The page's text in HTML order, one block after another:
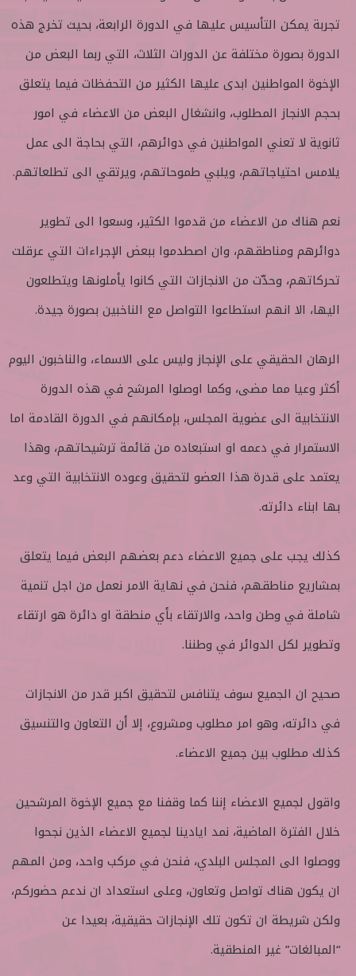
تجربة يمكن التأسيس عليها في الدورة الرابعة، بحيث تخرج هذه
الدورة بصورة مختلفة عن الدورات الثلاث، التي ربما البعض من
الإخوة المواطنين ابدى عليها الكثير من التحفظات فيما يتعلق
بحجم الانجاز المطلوب، وانشغال البعض من الاعضاء في امور
ثانوية لا تعني المواطنين في دوائرهم، التي بحاجة الى عمل
يلامس احتياجاتهم، ويلبي طموحاتهم، ويرتقي الى تطلعاتهم.
نعم هناك من الاعضاء من قدموا الكثير، وسعوا الى تطوير
دوائرهم ومناطقهم، وان اصطدموا ببعض الإجراءات التي عرقلت
تحركاتهم، وحدّت من الانجازات التي كانوا يأملونها ويتطلعون
اليها، الا انهم استطاعوا التواصل مع الناخبين بصورة جيدة.
الرهان الحقيقي على الإنجاز وليس على الاسماء، والناخبون اليوم
أكثر وعيا مما مضى، وكما اوصلوا المرشح في هذه الدورة
الانتخابية الى عضوية المجلس، بإمكانهم في الدورة القادمة اما
الاستمرار في دعمه او استبعاده من قائمة ترشيحاتهم، وهذا
يعتمد على قدرة هذا العضو لتحقيق وعوده الانتخابية التي وعد
بها ابناء دائرته.
كذلك يجب على جميع الاعضاء دعم بعضهم البعض فيما يتعلق
بمشاريع مناطقهم، فنحن في نهاية الامر نعمل من اجل تنمية
شاملة في وطن واحد، والارتقاء بأي منطقة او دائرة هو ارتقاء
وتطوير لكل الدوائر في وطننا.
صحيح ان الجميع سوف يتنافس لتحقيق اكبر قدر من الانجازات
في دائرته، وهو امر مطلوب ومشروع، إلا أن التعاون والتنسيق
كذلك مطلوب بين جميع الاعضاء.
واقول لجميع الاعضاء إننا كما وقفنا مع جميع الإخوة المرشحين
خلال الفترة الماضية، نمد ايادينا لجميع الاعضاء الذين نجحوا
ووصلوا الى المجلس البلدي، فنحن في مركب واحد، ومن المهم
ان يكون هناك تواصل وتعاون، وعلى استعداد ان ندعم حضوركم،
ولكن شريطة ان تكون تلك الإنجازات حقيقية، بعيدا عن
“المبالغات” غير المنطقية.